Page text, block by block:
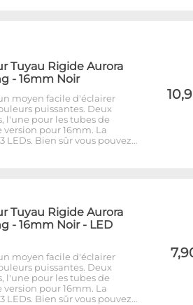
Tuyau Rigide Aurora
- 16mm Noir
moyen facile d'éclairer
puissantes. Deux
l'une pour les tubes de
pour 16mm. La
Bien sûr vous pouvez…
Tuyau Rigide Aurora
- 16mm Noir - LED
moyen facile d'éclairer
puissantes. Deux
l'une pour les tubes de
pour 16mm. La
Bien sûr vous pouvez…